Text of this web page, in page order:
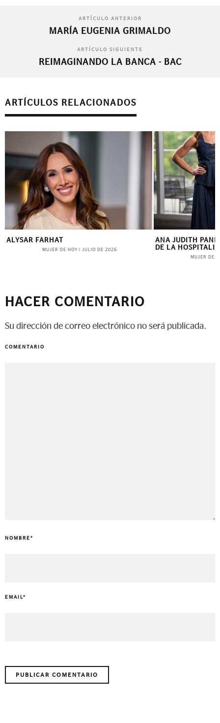
ARTÍCULO ANTERIOR
MARÍA EUGENIA GRIMALDO
ARTÍCULO SIGUIENTE
REIMAGINANDO LA BANCA - BAC
ARTÍCULOS RELACIONADOS
ALYSAR FARHAT
MUJER DE HOY JULIO DE 2026
ANA JUDITH
DE LA
MUJER DE
HACER COMENTARIO
Su dirección de correo electrónico no será publicada.
COMENTARIO
NOMBRE *
EMAIL*